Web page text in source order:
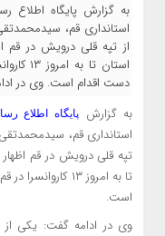
به گزارش پایگاه اطلاع
استانداری قم،
از تپه قلی‌ درویش در قم
استان
دست اقدام است. وی در
به گزارشپایگاه اطلاع
استانداری قم،
تپه قلی‌ درویش در قم
تا به امروز ۱۳
است.
وی در ادامه گفت: یکی از